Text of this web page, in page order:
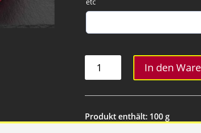
Menge
In den
Produkt enthält: 100g